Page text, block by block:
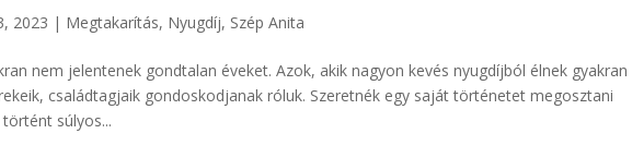
2023 | Megtakarítás, Nyugdíj, Szép Anita
nem jelentenek gondtalan éveket. Azok, akik nagyon kevés nyugdíjból élnek gyakran
családtagjaik gondoskodjanak róluk. Szeretnék egy saját történetet megosztani
súlyos...